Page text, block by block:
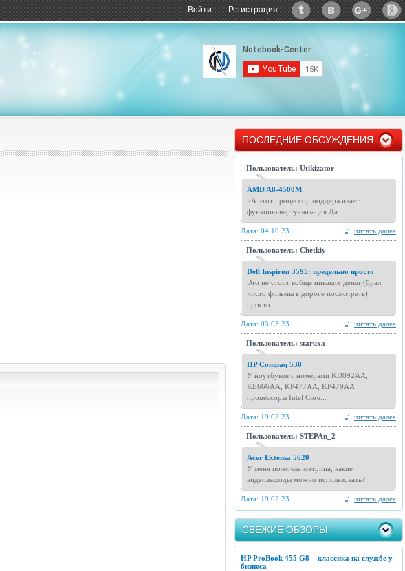
Войти Регистрация
ПОСЛЕДНИЕ ОБСУЖДЕНИЯ
Пользователь: Utikizator
AMD A8-4500M
>А этот процессор поддерживает
функцию вертуализация Да
читать далее
Дата: 04.10.23
Пользователь: Chetkiy
Dell Inspiron 3595: предельно просто
Это не стоит вобще никаких денег,(брал
чисто фильмы в дороге посмотреть)
просто...
читать далее
Дата: 03.03.23
Пользователь: staruxa
HP Compaq 530
У ноутбуков с номерами KD092AA,
KE666AA, KP477AA, KP479AA
процессоры Intel Core...
читать далее
Дата: 19.02.23
Пользователь: STEPAn_2
Acer Extensa 5620
У меня полетела матрица, какие
видеовыходы можно использовать?
читать далее
Дата: 19.02.23
СВЕЖИЕ ОБЗОРЫ
HP ProBook 455 G8 – классика на службе у
бизнеса